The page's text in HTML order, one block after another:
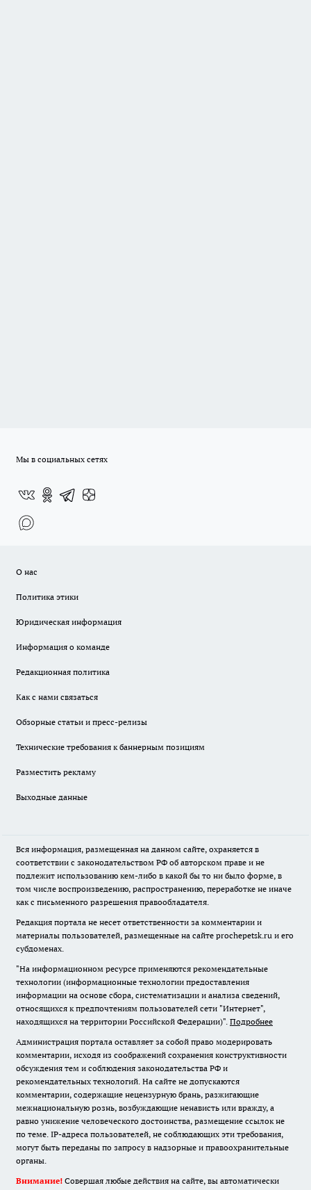
Мы в социальных сетях
О нас
Политика этики
Юридическая информация
Информация о команде
Редакционная политика
Как с нами связаться
Обзорные статьи и пресс-релизы
Технические требования к баннерным позициям
Разместить рекламу
Выходные данные
Вся информация, размещенная на данном сайте, охраняется в
соответствии с законодательством РФ об авторском праве и не
подлежит использованию кем-либо в какой бы то ни было форме, в
том числе воспроизведению, распространению, переработке не иначе
как с письменного разрешения правообладателя.
Редакция портала не несет ответственности за комментарии и
материалы пользователей, размещенные на сайте prochepetsk.ru и его
субдоменах.
"На информационном ресурсе применяются рекомендательные
технологии (информационные технологии предоставления
информации на основе сбора, систематизации и анализа сведений,
относящихся к предпочтениям пользователей сети "Интернет",
находящихся на территории Российской Федерации)". Подробнее
Администрация портала оставляет за собой право модерировать
комментарии, исходя из соображений сохранения конструктивности
обсуждения тем и соблюдения законодательства РФ и
рекомендательных технологий. На сайте не допускаются
комментарии, содержащие нецензурную брань, разжигающие
межнациональную рознь, возбуждающие ненависть или вражду, а
равно унижение человеческого достоинства, размещение ссылок не
по теме. IP-адреса пользователей, не соблюдающих эти требования,
могут быть переданы по запросу в надзорные и правоохранительные
органы.
Внимание! Совершая любые действия на сайте, вы автоматически